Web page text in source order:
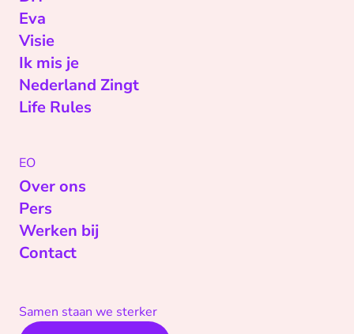
Eva
Visie
Ik mis je
Nederland Zingt
Life Rules
EO
Over ons
Pers
Werken bij
Contact
Samen staan we sterker